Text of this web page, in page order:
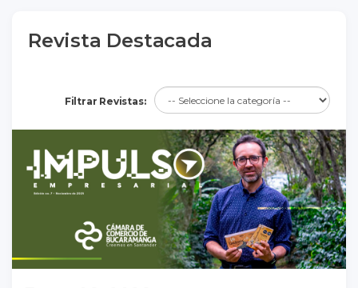
Revista Destacada
Filtrar Revistas: